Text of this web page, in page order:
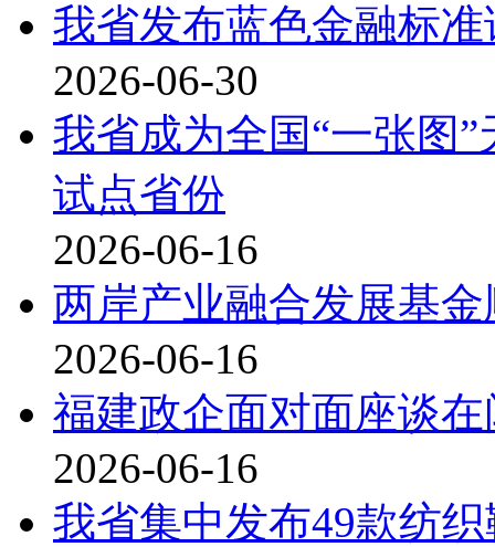
我省发布蓝色金融标
2026-06-30
我省成为全国“一张图
试点省份
2026-06-16
两岸产业融合发展基
2026-06-16
福建政企面对面座谈
2026-06-16
我省集中发布49款纺